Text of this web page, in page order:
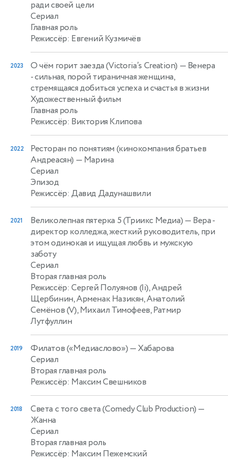
ради своей цели
Сериал
Главная роль
Режиссёр: Евгений Кузмичёв
2023 О чём горит заезда (Victoria’s Creation) — Венера
- сильная, порой тираничная женщина,
стремящаяся добиться успеха и счастья в жизни
Художественный фильм
Главная роль
Режиссёр: Виктория Клипова
2022
Ресторан по понятиям (кинокомпания братьев
Андреасян) — Марина
Сериал
Эпизод
Режиссёр: Давид Дадунашвили
2021 Великолепная пятерка 5 (Триикс Медиа) — Вера -
директор колледжа, жесткий руководитель, при
этом одинокая и ищущая любвь и мужскую
заботу
Сериал
Вторая главная роль
Режиссёр: Сергей Полуянов (Ii), Андрей
Щербинин, Арменак Назикян, Анатолий
Семёнов (V), Михаил Тимофеев, Ратмир
Лутфуллин
2019 Филатов («Медиаслово») — Хабарова
Сериал
Вторая главная роль
Режиссёр: Максим Свешников
2018 Света с того света (Comedy Club Production) —
Жанна
Сериал
Вторая главная роль
Режиссёр: Максим Пежемский